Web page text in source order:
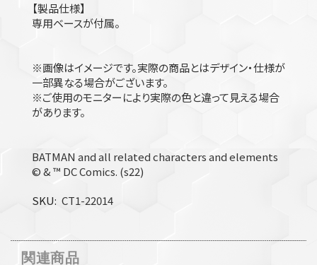
【製品仕様】
専用ベースが付属。
※画像はイメージです。実際の商品とはデザイン・仕様が
一部異なる場合がございます。
※ご使用のモニターにより実際の色と違って見える場合
があります。
BATMAN and all related characters and elements
© & ™ DC Comics. (s22)
SKU CT1-22014
関連商品